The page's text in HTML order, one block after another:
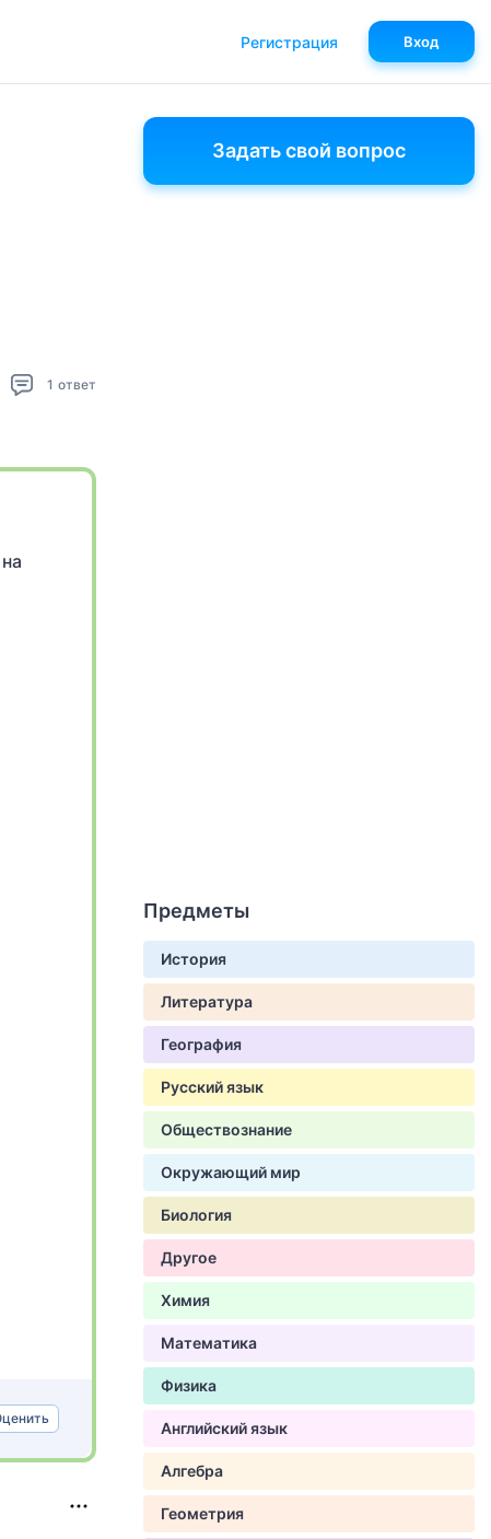
1 ответ
Задать свой вопрос
Предметы
История
Литература
География
Русский язык
Обществознание
Окружающий мир
Биология
Другое
Химия
Математика
Физика
Английский язык
Алгебра
Геометрия
Регистрация Вход